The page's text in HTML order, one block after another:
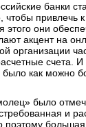
банки
чтобы привлечь
этого они
акцент на
организации
счета.
было как можно
было
и
большая